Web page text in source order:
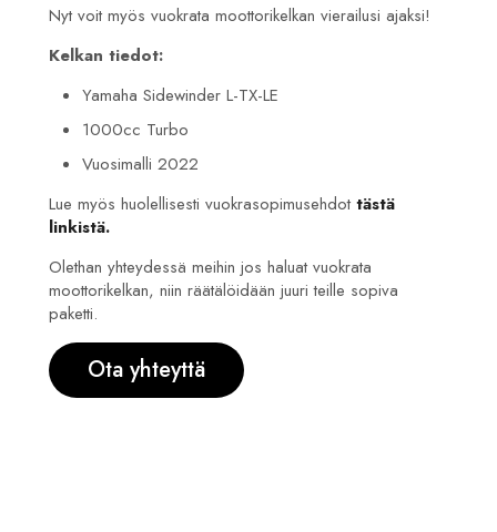
Nyt voit myös vuokrata moottorikelkan vierailusi ajaksi!
Kelkan tiedot:
Yamaha Sidewinder L-TX-LE
1000cc Turbo
Vuosimalli 2022
Lue myös huolellisesti vuokrasopimusehdottästä
linkistä.
Olethan yhteydessä meihin jos haluat vuokrata
moottorikelkan, niin räätälöidään juuri teille sopiva
paketti.
Ota yhteyttä